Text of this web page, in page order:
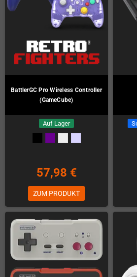
BattlerGC Pro Wireless Controller
(GameCube)
Auf Lager
57,98 €
ZUM PRODUKT